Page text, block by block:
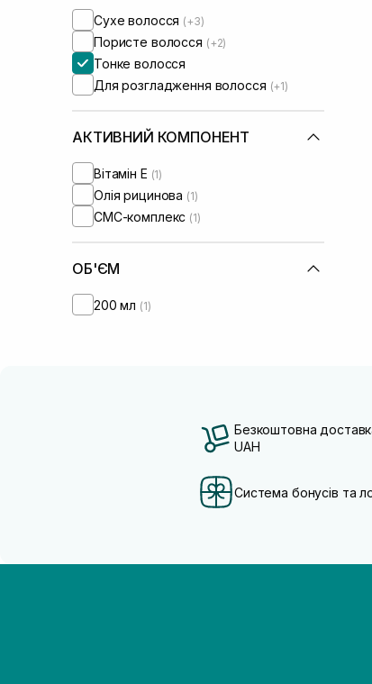
Сухе волосся (+3)
Пористе волосся (+2)
Тонке волосся
Для розгладження волосся (+1)
АКТИВНИЙ КОМПОНЕНТ
Вітамін Е (1)
Олія рицинова (1)
СМС-комплекс (1)
ОБ'ЄМ
200 мл (1)
Безкоштовна
UAH
Система бонусів та